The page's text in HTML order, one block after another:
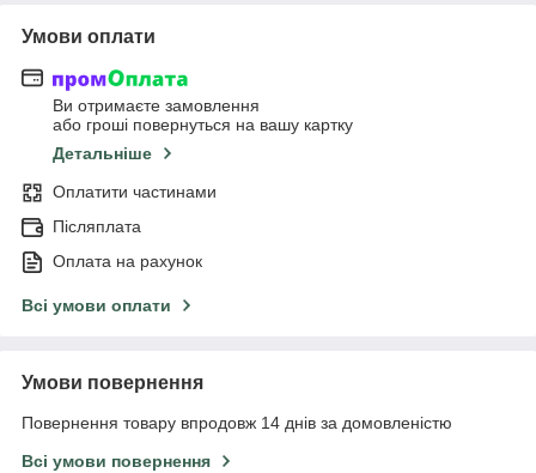
Умови оплати
Ви отримаєте замовлення
або гроші повернуться на вашу картку
Детальніше
Оплатити частинами
Післяплата
Оплата на рахунок
Всі умови оплати
Умови повернення
Повернення товару впродовж 14 днів за домовленістю
Всі умови повернення